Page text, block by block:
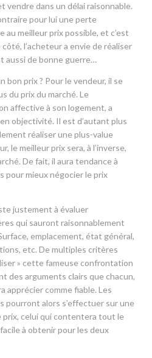
dans un délai raisonnable.
pour lui une perte
au meilleur prix possible, et c’est
l’acheteur a envie de réaliser
aussi de bonne guerre…
bon prix ? Pour le vendeur, il se
du prix du marché. Le
affective à son logement, a
objectivité. Il est d’autant plus
réaliser une plus-value
le meilleur prix sera, à l’inverse,
De fait, il aura tendance à
pour mieux négocier le prix
justement à évaluer
qui sauront raisonnablement
emplacement, état général,
etc. De multiples critères
» cette fameuse confrontation
des arguments clairs que chacun,
apprécier comme fiable. Les
pourront alors s’effectuer sur une
prix, celui qui contentera tout le
à obtenir pour les deux